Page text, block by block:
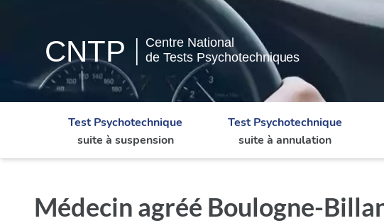
Test Psychotechnique
suite à suspension
Test Psychotechnique
suite à annulation
Médecin agréé Boulogne-